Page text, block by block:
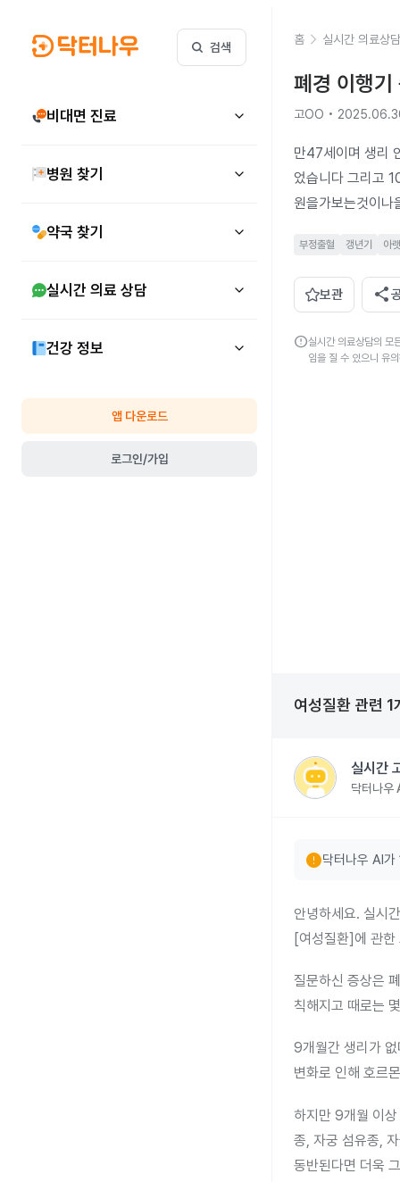
검색
비대면 진료
병원 찾기
약국 찾기
실시간 의료 상담
건강 정보
앱 다운로드
로그인/가입
홈 실시간 의료상담
폐경 이행
고OO •
만47세이며 생리
었습니다 그리고
원을가보는것이
부정출혈 갱년기 아
보관 share
error실시간 의료상담의 모
임을 질 수 있으니 유
여성질환 관련 1
실시간
닥터나우
error닥터나우 AI
안녕하세요. 실시
[여성질환]에 관한
질문하신 증상은
칙해지고 때로는
9개월간 생리가
변화로 인해 호르
하지만 9개월 이
종, 자궁 섬유종,
동반된다면 더욱